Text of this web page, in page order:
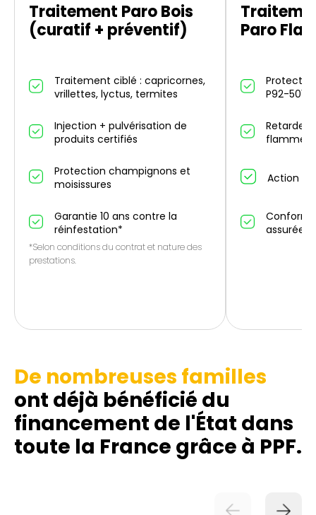
Traitement Paro Bois
(curatif + préventif)
Traitement ciblé : capricornes,
vrillettes, lyctus, termites
Injection + pulvérisation de
produits certifiés
Protection champignons et
moisissures
Garantie 10 ans contre la
réinfestation*
*Selon conditions du contrat et nature des
prestations.
Paro
P92-501
Retarde
flammes
Action
assurée
De nombreuses familles
ont déjà bénéficié du
financement de l'État dans
toute la France grâce à PPF.